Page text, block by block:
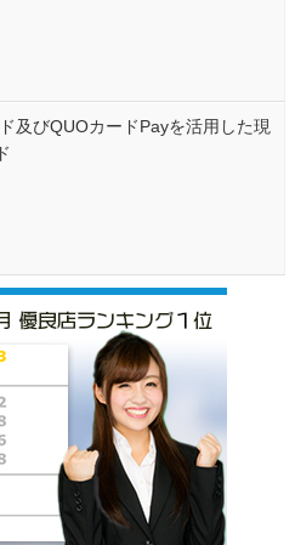
及びQUOカードPayを活用した現